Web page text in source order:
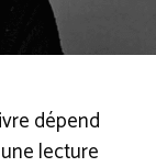
dépend
lecture